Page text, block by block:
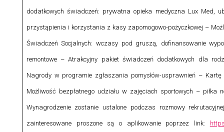
dodatkowych świadczeń: prywatna opieka medyczna Lux Med,
przystąpienia i korzystania z kasy zapomogowo-pożyczkowej –
Świadczeń Socjalnych: wczasy pod gruszą, dofinansowanie
remontowe – Atrakcyjny pakiet świadczeń dodatkowych dla
Nagrody w programie zgłaszania pomysłów-usprawnień –
Możliwość bezpłatnego udziału w zajęciach sportowych –
Wynagrodzenie zostanie ustalone podczas rozmowy
zainteresowane proszone są o aplikowanie poprzez link: